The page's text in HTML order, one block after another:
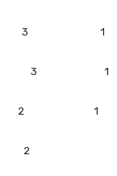
3 1
3 1
2 1
2